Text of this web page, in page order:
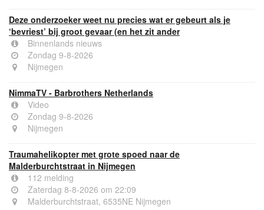
Deze onderzoeker weet nu precies wat er gebeurt als je
‘bevriest’ bij groot gevaar (en het zit ander
Binnenlands nieuws
Zondag 9-8-2026
Nijmegen
NimmaTV - Barbrothers Netherlands
Video
Zondag 9-8-2026
Nijmegen
Traumahelikopter met grote spoed naar de
Malderburchtstraat in Nijmegen
112 melding
Zaterdag 8-8-2026 om 22:09
Malderburchtstraat, 6535NE Nijmegen